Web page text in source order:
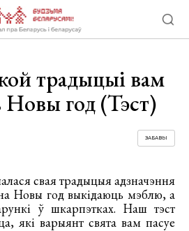
традыцыі вам
Новы год (Тэст)
ЗАБАВЫ
свая традыцыя адзначэння
Новы год выкідаюць мэблю, а
ў шкарпэтках. Наш тэст
які варыянт свята вам пасуе